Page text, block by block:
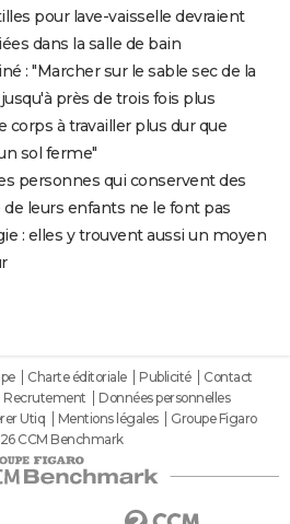
pour lave-vaisselle devraient
dans la salle de bain
: "Marcher sur le sable sec de la
près de trois fois plus
corps à travailler plus dur que
sol ferme"
personnes qui conservent des
leurs enfants ne le font pas
: elles y trouvent aussi un moyen
Charte éditoriale Publicité
Contact
Recrutement
Données personnelles
Utiq Mentions légales
Groupe Figaro
CCM Benchmark